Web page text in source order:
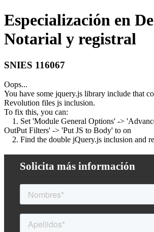
Especialización en
Notarial y registral
SNIES 116067
Oops...
You have some jquery.js library include that
Revolution files js inclusion.
To fix this, you can:
1. Set 'Module General Options' ->
OutPut Filters' -> 'Put JS to Body' to on
2. Find the double jQuery.js inclusion and
Solicita más información